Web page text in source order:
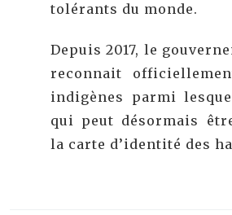
tolérants du monde.
Depuis 2017, le
reconnait
indigènes parmi
qui peut désormais
la carte d’identité des